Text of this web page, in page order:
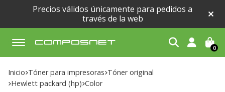
Precios válidos únicamente para pedidos a
través de la web
Buscar 0
Inicio tóner para impresoras
tóner original
hewlett packard (hp)
color